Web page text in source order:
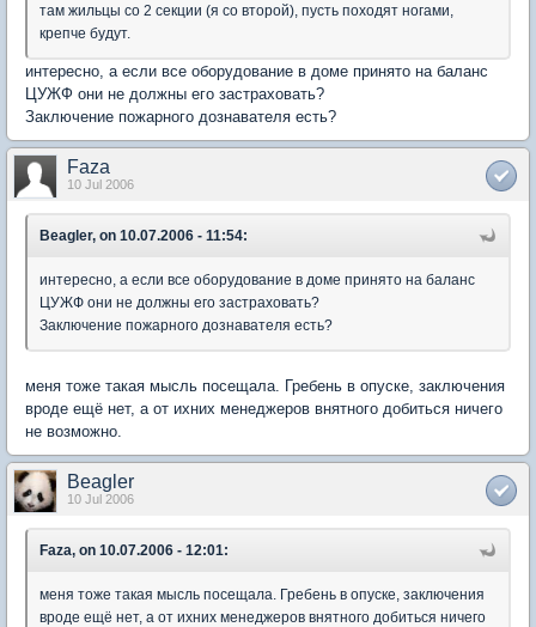
там жильцы со 2 секции (я со второй), пусть походят ногами,
крепче будут.
интересно, а если все оборудование в доме принято на баланс
ЦУЖФ они не должны его застраховать?
Заключение пожарного дознавателя есть?
Faza
10 Jul 2006
Beagler, on 10.07.2006 - 11:54:
интересно, а если все оборудование в доме принято на баланс
ЦУЖФ они не должны его застраховать?
Заключение пожарного дознавателя есть?
меня тоже такая мысль посещала. Гребень в опуске, заключения
вроде ещё нет, а от ихних менеджеров внятного добиться ничего
не возможно.
Beagler
10 Jul 2006
Faza, on 10.07.2006 - 12:01:
меня тоже такая мысль посещала. Гребень в опуске, заключения
вроде ещё нет, а от ихних менеджеров внятного добиться ничего